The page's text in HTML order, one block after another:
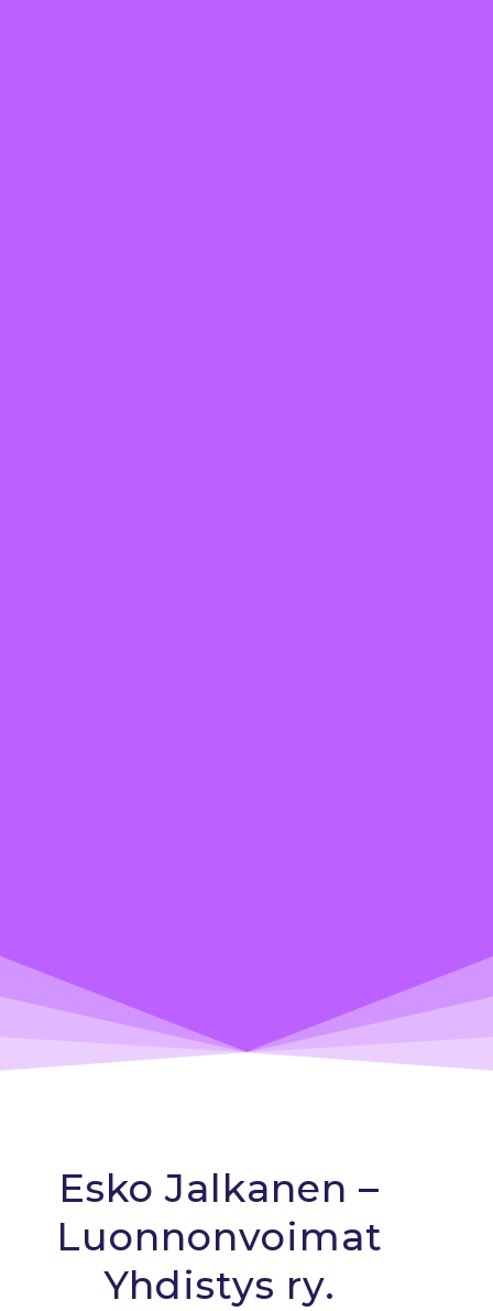
Esko Jalkanen –
Luonnonvoimat
Yhdistys ry.